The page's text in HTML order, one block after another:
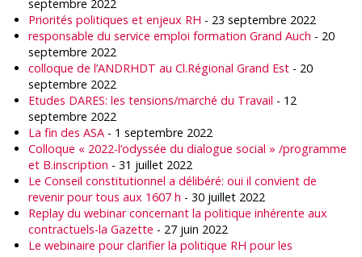
septembre 2022
Priorités politiques et enjeux RH - 23 septembre 2022
responsable du service emploi formation Grand Auch - 20
septembre 2022
colloque de l’ANDRHDT au Cl.Régional Grand Est - 20
septembre 2022
Etudes DARES: les tensions/marché du Travail - 12
septembre 2022
La fin des ASA - 1 septembre 2022
Colloque « 2022-l’odyssée du dialogue social » /programme
et B.inscription - 31 juillet 2022
Le Conseil constitutionnel a délibéré: oui il convient de
revenir pour tous aux 1607 h - 30 juillet 2022
Replay du webinar concernant la politique inhérente aux
contractuels-la Gazette - 27 juin 2022
Le webinaire pour clarifier la politique RH pour les